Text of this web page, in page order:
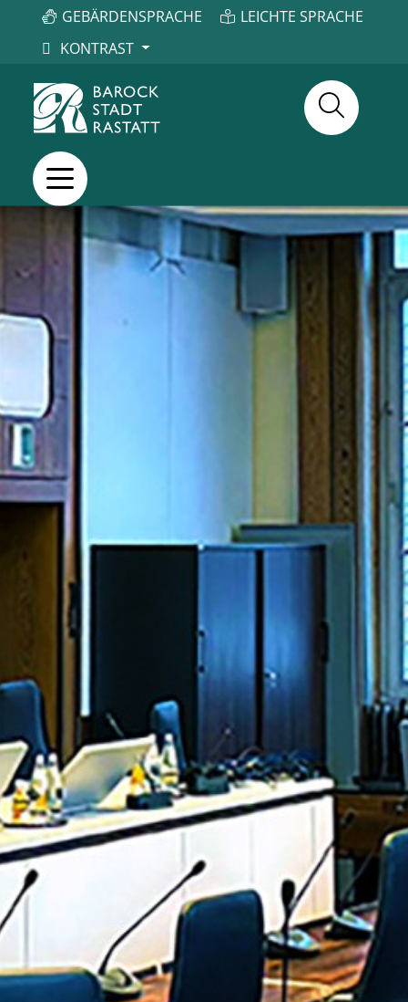
GEBÄRDENSPRACHE
LEICHTE SPRACHE
KONTRAST